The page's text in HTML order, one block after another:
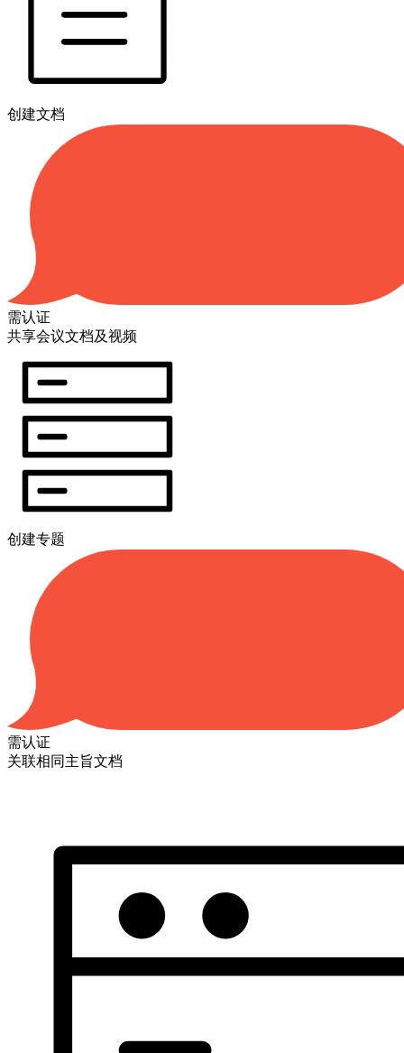
创建文档
需认证
共享会议文档及视频
创建专题
需认证
关联相同主旨文档